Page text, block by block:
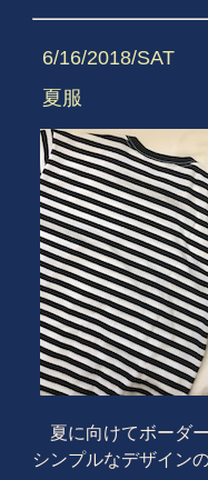
6/16/2018/SAT
夏服
夏に向けてボーダ
シンプルなデザイン